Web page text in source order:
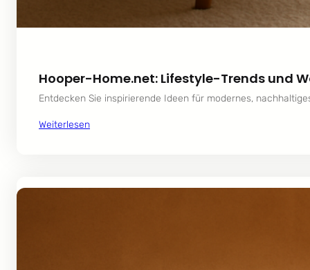
Hooper-Home.net: Lifestyle-Trends und
Entdecken Sie inspirierende Ideen für modernes,
Weiterlesen